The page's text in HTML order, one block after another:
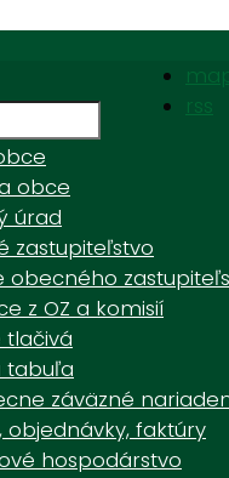
rss
obce
úrad
zastupiteľstvo
obecného
z OZ a komisií
tlačivá
tabuľa
záväzné
objednávky, faktúry
hospodárstvo
VÁS V OBCI